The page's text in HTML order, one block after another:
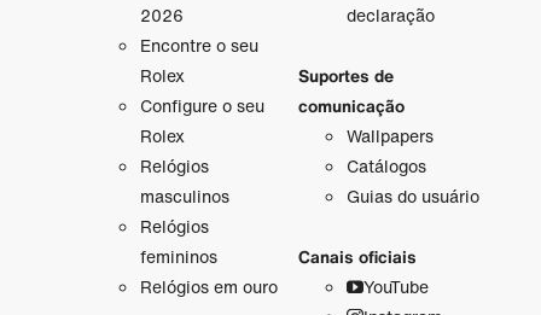
2026
Encontre o seu
Rolex
Configure o seu
Rolex
Relógios
masculinos
Relógios
femininos
Relógios em ouro
declaração
Suportes de
comunicação
Wallpapers
Catálogos
Guias do usuário
Canais oficiais
YouTube